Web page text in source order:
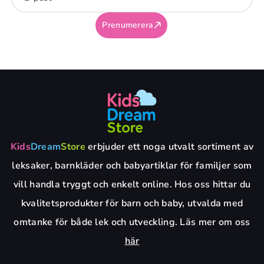
Prenumerera
KidsDreamStore erbjuder ett noga utvalt sortiment av
leksaker, barnkläder och babyartiklar för familjer som
vill handla tryggt och enkelt online. Hos oss hittar du
kvalitetsprodukter för barn och baby, utvalda med
omtanke för både lek och utveckling. Läs mer om oss
här